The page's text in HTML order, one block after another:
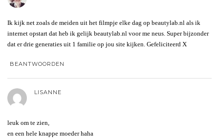
Ik kijk net zoals de meiden uit het filmpje elke dag op beautylab.nl als ik
internet opstart dat heb ik gelijk beautylab.nl voor me neus. Super bijzonder
dat er drie generaties uit 1 familie op jou site kijken. Gefeliciteerd X
BEANTWOORDEN
LISANNE
leuk om te zien,
en een hele knappe moeder haha